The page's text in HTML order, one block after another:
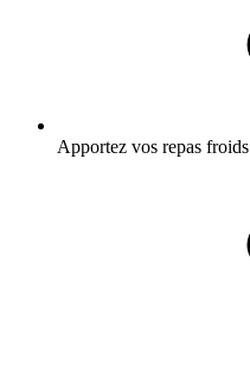
Apportez vos repas froids